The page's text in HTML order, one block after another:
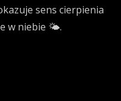
sens cierpienia
w niebie 🌤️.